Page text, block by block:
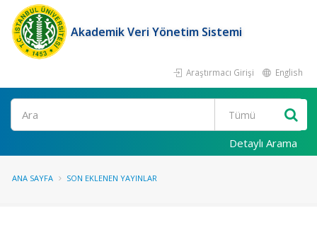
Akademik Veri Yönetim Sistemi
Araştırmacı Girişi English
Ara
Detaylı Arama
ANA SAYFA SON EKLENEN YAYINLAR